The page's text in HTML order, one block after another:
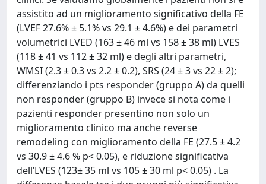
assistito ad un miglioramento significativo della FE
(LVEF 27.6% ± 5.1% vs 29.1 ± 4.6%) e dei parametri
volumetrici LVED (163 ± 46 ml vs 158 ± 38 ml) LVES
(118 ± 41 vs 112 ± 32 ml) e degli altri parametri,
WMSI (2.3 ± 0.3 vs 2.2 ± 0.2), SRS (24 ± 3 vs 22 ± 2);
differenziando i pts responder (gruppo A) da quelli
non responder (gruppo B) invece si nota come i
pazienti responder presentino non solo un
miglioramento clinico ma anche reverse
remodeling con miglioramento della FE (27.5 ± 4.2
vs 30.9 ± 4.6 % p< 0.05), e riduzione significativa
dell’LVES (123± 35 ml vs 105 ± 30 ml p< 0.05) . La